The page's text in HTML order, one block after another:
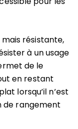
résistante,
à un usage
de le
en restant
lorsqu’il n’est
de rangement